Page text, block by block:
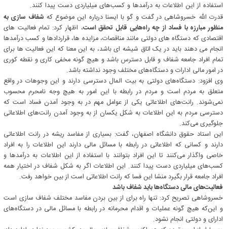
استفاده از این اطلاعات به درآمدها و کسب‌های میلیاردی دست پیدا کنند.
قدرت الله خسروشاهی در گفت و گو با ایسنا درباره این موضوع که شفاف سازی به
منظور مبارزه با فساد از چه راه‌هایی قابل تحقق است، اظهار کرد: تمام فعالیت های
اقتصادی که دستگاه های دولتی مانند مناقصات، مزایده ها، قراردادها و کسب درآمدها
انجام می دهند باید در یک اتاق شیشه ای باشد، به این معنا که این فعالیت ها برای
تمام افراد جامعه شفاف و قابل دسترس باشد و هیچ گونه مخفی کاری و نقطه کوری
در امور مالی ادارات و دستگاه‌های مختلف وجود نداشته باشد.
وی افزود: دستگاه‌های دولتی به بیت المال دسترسی دارند و این وجوهات در واقع
متعلق به مردم است و مردم در رابطه با این امور به هیچ وجه نامحرم محسوب
نمی‌شوند. رانت‌های اطلاعاتی یکی از عوامل مهم در به وجود آمدن فساد است که
دسترسی مردم به این اطلاعات به شکل یکسان از به وجود آمدن رانت‌های اطلاعاتی
جلوگیری می‌کند.
این استاد حقوق دانشگاه اصفهان، گفت: بسیاری از مفاسد ریشه در رانت اطلاعاتی
دارند و کسانی که اطلاعاتی در رابطه با مسائل مالی دارند این اطلاعات را به افراد
خاصی واگذار می‌کنند تا این افراد بتوانند با استفاده از این اطلاعات به درآمدها و
کسب‌های میلیاردی دست پیدا کنند. این اطلاعات اگر به شکل شفاف در اختیار همه
افراد جامعه قرار بگیرد منشا این فسا که رانت اطلاعاتی است از بین خواهد رفت.
فعالیت‌های مالی دستگاه‌ها باید شفاف باشد
خسروشاهی تصریح کرد: تنها راه برای از بین بردن مفاسد مختلف شفاف سازی است
و این‌که هیچ گونه عملیات و اقدام محرمانه در رابطه با مسائل مالی در دستگاه‌های
ادارای و دولتی انجام نشود.